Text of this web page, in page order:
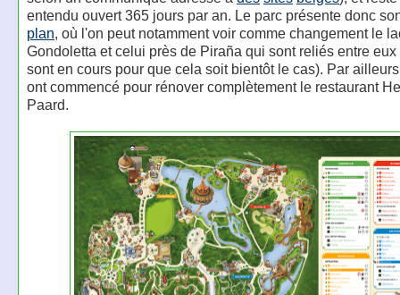
entendu ouvert 365 jours par an. Le parc présente donc
plan, où l'on peut notamment voir comme changement le
Gondoletta et celui près de Piraña qui sont reliés entre
sont en cours pour que cela soit bientôt le cas). Par
ont commencé pour rénover complètement le restaurant
Paard.